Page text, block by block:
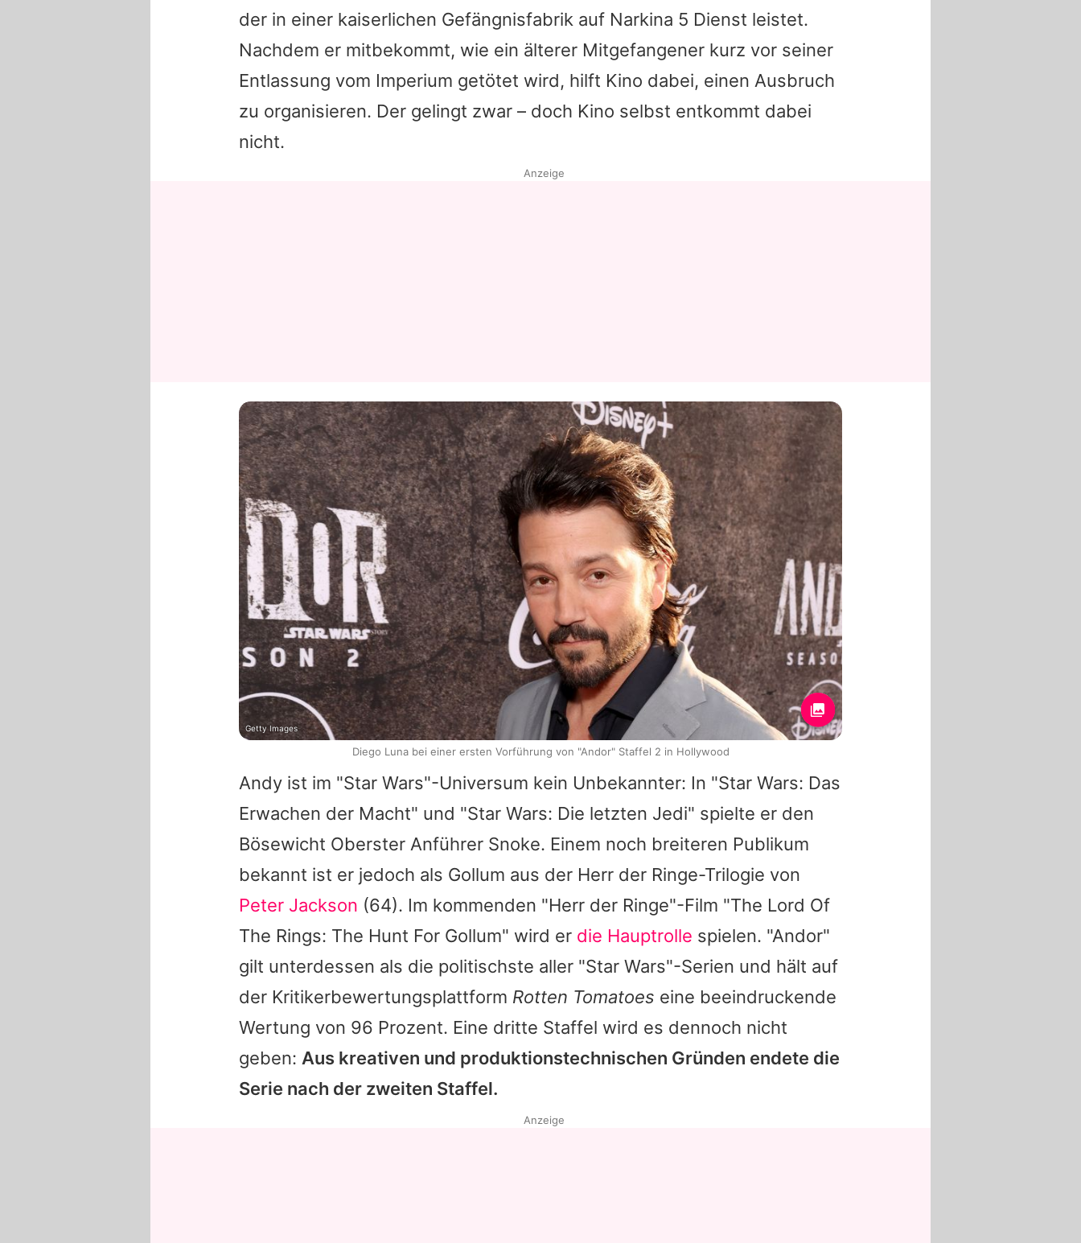
der in einer kaiserlichen Gefängnisfabrik auf Narkina 5 Dienst leistet.
Nachdem er mitbekommt, wie ein älterer Mitgefangener kurz vor seiner
Entlassung vom Imperium getötet wird, hilft Kino dabei, einen Ausbruch
zu organisieren. Der gelingt zwar – doch Kino selbst entkommt dabei
nicht.
Andy ist im "Star Wars"-Universum kein Unbekannter: In "Star Wars: Das
Erwachen der Macht" und "Star Wars: Die letzten Jedi" spielte er den
Bösewicht Oberster Anführer Snoke. Einem noch breiteren Publikum
bekannt ist er jedoch als Gollum aus der Herr der Ringe-Trilogie von
Peter Jackson (64). Im kommenden "Herr der Ringe"-Film "The Lord Of
The Rings: The Hunt For Gollum" wird er die Hauptrolle spielen. "Andor"
gilt unterdessen als die politischste aller "Star Wars"-Serien und hält auf
der Kritikerbewertungsplattform Rotten Tomatoes eine beeindruckende
Wertung von 96 Prozent. Eine dritte Staffel wird es dennoch nicht
geben: Aus kreativen und produktionstechnischen Gründen endete die
Serie nach der zweiten Staffel.
Anzeige
Getty Images
Diego Luna bei einer ersten Vorführung von "Andor" Staffel 2 in Hollywood
Anzeige